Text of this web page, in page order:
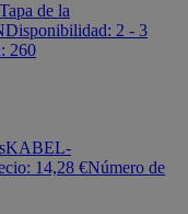
Tapa de la
Disponibilidad: 2 - 3
260
KABEL-
14,28 €Número de